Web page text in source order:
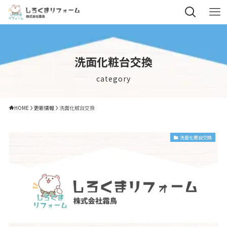
洗面化粧台交換
category
HOME 更新情報 洗面化粧台交換
洗面化粧台交換